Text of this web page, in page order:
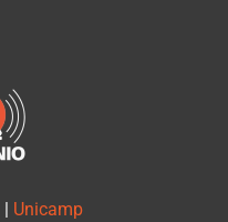
Unicamp